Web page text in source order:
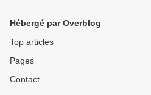
Hébergé par Overblog
Top articles
Pages
Contact